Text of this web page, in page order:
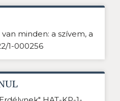
minden: a szívem, a
1-000256